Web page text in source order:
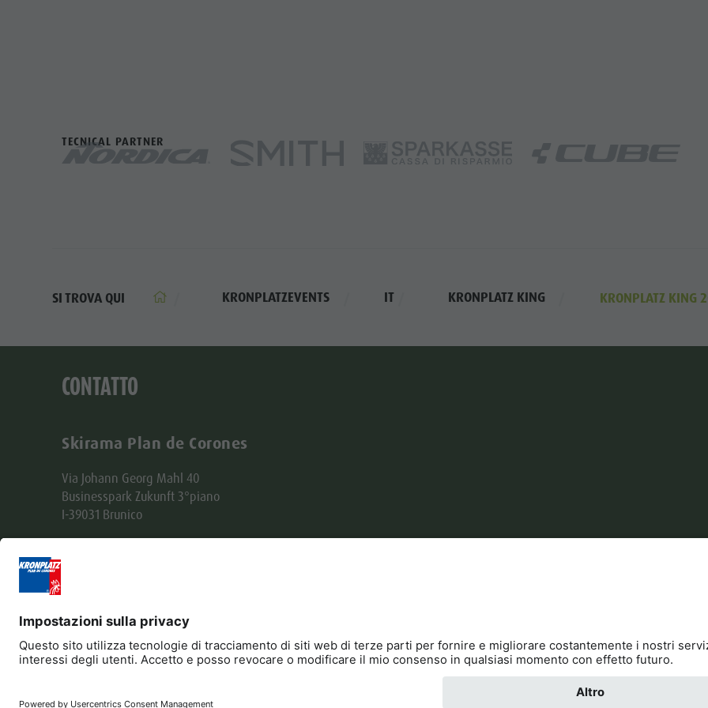
TECNICAL PARTNER
SI TROVA QUI KRONPLATZEVENTS IT KRONPLATZ KING KRONPLATZ KING
CONTATTO
Skirama Plan de Corones
Via Johann Georg Mahl 40
Businesspark Zukunft 3°piano
I-39031 Brunico
Part. IVA + Cod. Fisc. 01151130216
Editoria Privacy Contatto